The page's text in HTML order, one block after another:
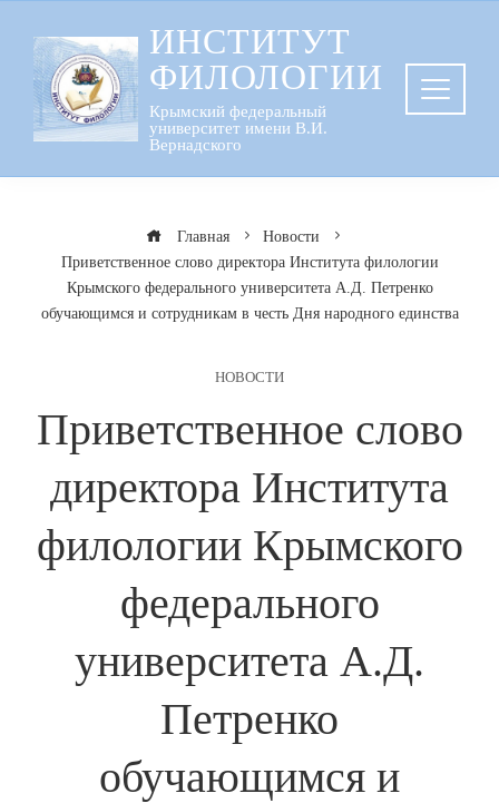
содержанию
ИНСТИТУТ
ФИЛОЛОГИИ
Крымский федеральный
университет имени В.И.
Вернадского
Главная
Новости
Приветственное слово директора Института филологии
Крымского федерального университета А.Д. Петренко
обучающимся и сотрудникам в честь Дня народного единства
НОВОСТИ
Приветственное слово
директора Института
филологии Крымского
федерального
университета А.Д.
Петренко
обучающимся и